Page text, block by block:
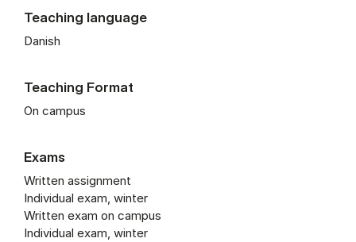
Teaching language
Danish
Teaching Format
On campus
Exams
Written assignment
Individual exam, winter
Written exam on campus
Individual exam, winter